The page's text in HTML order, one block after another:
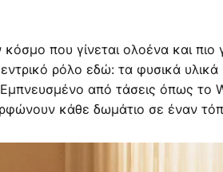
κόσμο που γίνεται ολοένα και
ρόλο εδώ: τα φυσικά
από τάσεις όπως το
κάθε δωμάτιο σε έναν